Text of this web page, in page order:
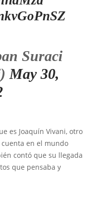
Suraci
May 30,
es Joaquín Vivani, otro
en el mundo
contó que su llegada
que pensaba y